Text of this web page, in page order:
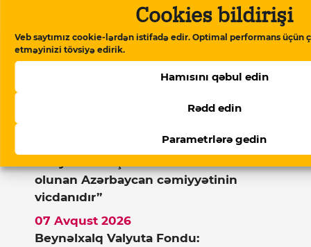
Cookies bildirişi
Veb saytımız cookie-lərdən istifadə edir. Optimal performans üçün
etməyinizi tövsiyə edirik.
Hamısını qəbul edin
Rədd edin
Parametrlərə gedin
Xəbərlər
olunan Azərbaycan cəmiyyətinin
vicdanıdır”
Beynəlxalq Valyuta Fondu:
07 Avqust 2026